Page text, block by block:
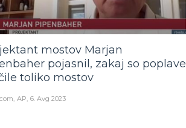
mostov Marjan
pojasnil, zakaj so poplave
toliko mostov
AP 6. Avg 2023